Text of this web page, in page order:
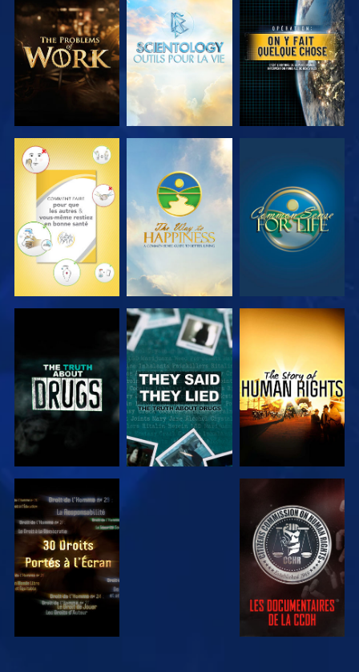
DÉCOUVRIR
LES SÉRIES
DÉCOUVRIR
LES SÉRIES
REGARDER
REGARDER REGARDER REGARDER
REGARDER REGARDER
REGARDER REGARDER